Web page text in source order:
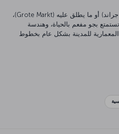
تبدأ دائمًا أي جولة سياحية من (قصر جراند) أو ما يطلق عليه (Grote Markt)،
بجو مفعم بالحياة، وهندسة
المعمارية للمدينة بشكل عام بخطوط
هو أحد الأماكن الأكثر متعة في
من مكان مرتفع، فستجد غايتك في
كمستضيف للمعارض الدولية
معرض كمنصة للرؤية أيضا، وهو مكان